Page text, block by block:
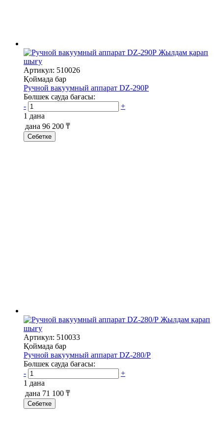
Жылдам қарап
шығу
Артикул: 510026
Қоймада бар
Ручной вакуумный аппарат DZ-290P
Бөлшек сауда бағасы:
-
+
1 дана
дана 96 200 ₸
Себетке
Жылдам қарап
шығу
Артикул: 510033
Қоймада бар
Ручной вакуумный аппарат DZ-280/P
Бөлшек сауда бағасы:
-
+
1 дана
дана 71 100 ₸
Себетке